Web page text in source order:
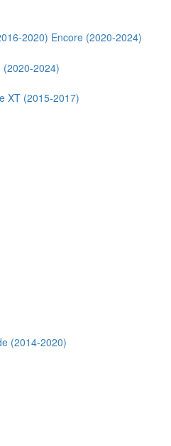
2020) Encore (2020-2024)
(2020-2024)
XT (2015-2017)
(2014-2020)